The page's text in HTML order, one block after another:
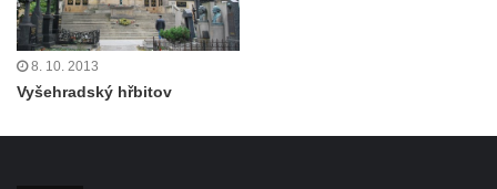
8. 10. 2013
Vyšehradský hřbitov